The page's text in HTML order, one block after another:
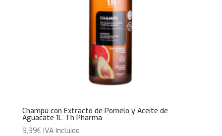
Champú con Extracto de Pomelo y Aceite de
Aguacate 1L. Th Pharma
9,99€ IVA Incluido